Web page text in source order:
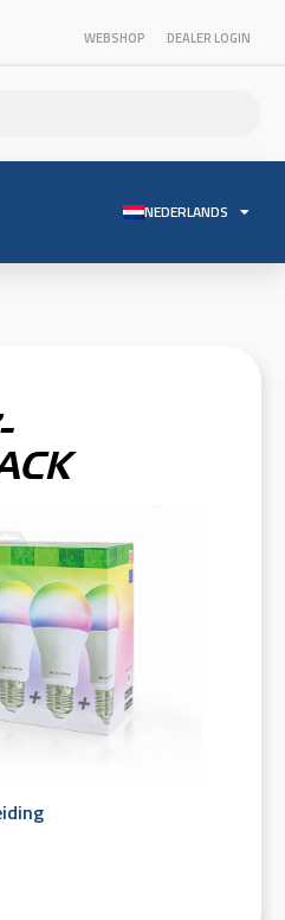
WEBSHOP DEALER LOGIN
NEDERLANDS